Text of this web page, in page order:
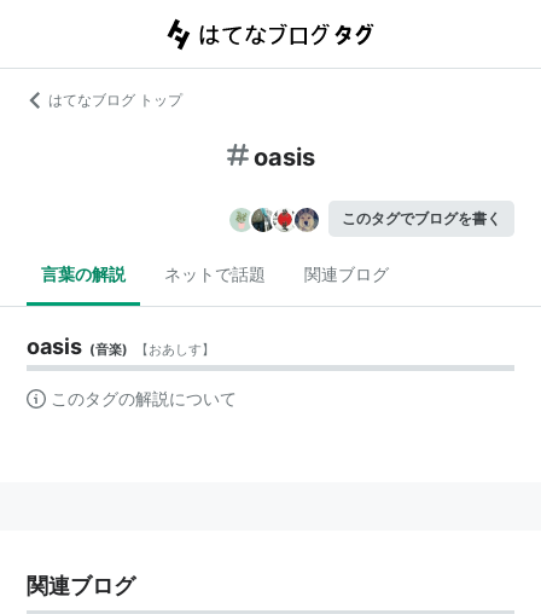
はてなブログ トップ
oasis
このタグでブログを書く
言葉の解説 ネットで話題 関連ブログ
oasis (音楽) 【おあしす】
このタグの解説について
関連ブログ